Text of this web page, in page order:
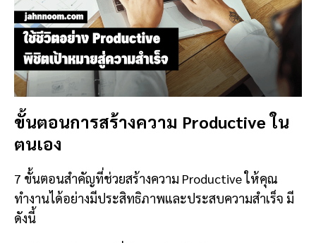
ขั้นตอนการสร้างความ Productive ใน
ตนเอง
7 ขั้นตอนสำคัญที่ช่วยสร้างความ Productive ให้คุณ
ทำงานได้อย่างมีประสิทธิภาพและประสบความสำเร็จ มี
ดังนี้